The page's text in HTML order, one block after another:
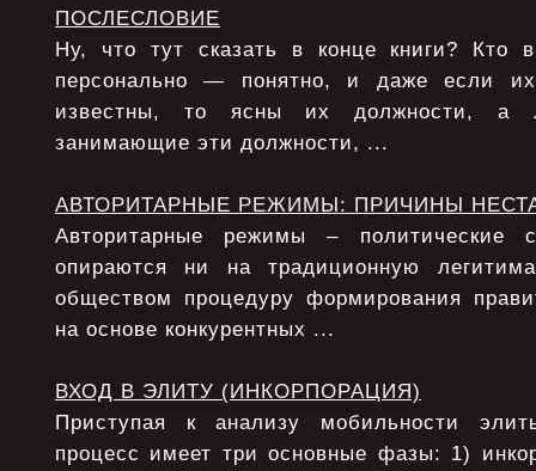
ПОСЛЕСЛОВИЕ
Ну, что тут сказать в конце книги? Кто
персонально — понятно, и даже если
известны, то ясны их должности, а
занимающие эти должности, ...
АВТОРИТАРНЫЕ РЕЖИМЫ: ПРИЧИНЫ
Авторитарные режимы – политические
опираются ни на традиционную
обществом процедуру формирования
на основе конкурентных ...
ВХОД В ЭЛИТУ (ИНКОРПОРАЦИЯ)
Приступая к анализу мобильности
процесс имеет три основные фазы: 1)